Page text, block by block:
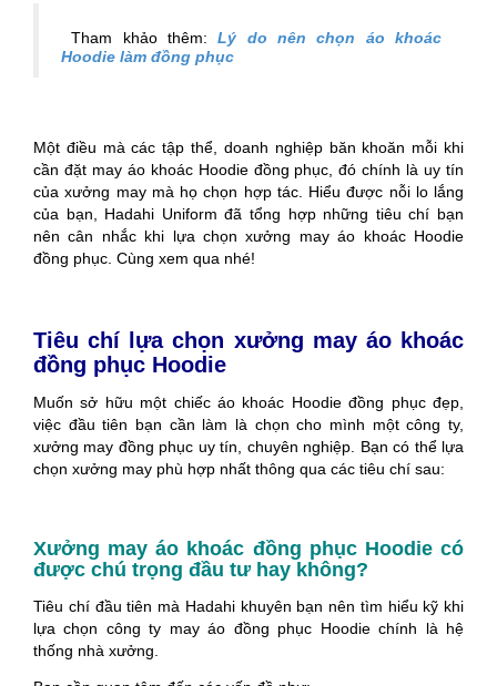
Tham khảo thêm:Lý do nên chọn áo khoác
Hoodie làm đồng phục
Một điều mà các tập thể, doanh nghiệp băn khoăn mỗi khi
cần đặt may áo khoác Hoodie đồng phục, đó chính là uy tín
của xưởng may mà họ chọn hợp tác. Hiểu được nỗi lo lắng
của bạn, Hadahi Uniform đã tổng hợp những tiêu chí bạn
nên cân nhắc khi lựa chọn xưởng may áo khoác Hoodie
đồng phục. Cùng xem qua nhé!
Tiêu chí lựa chọn xưởng may áo khoác
đồng phục Hoodie
Muốn sở hữu một chiếc áo khoác Hoodie đồng phục đẹp,
việc đầu tiên bạn cần làm là chọn cho mình một công ty,
xưởng may đồng phục uy tín, chuyên nghiệp. Bạn có thể lựa
chọn xưởng may phù hợp nhất thông qua các tiêu chí sau:
Xưởng may áo khoác đồng phục Hoodie có
được chú trọng đầu tư hay không?
Tiêu chí đầu tiên mà Hadahi khuyên bạn nên tìm hiểu kỹ khi
lựa chọn công ty may áo đồng phục Hoodie chính là hệ
thống nhà xưởng.